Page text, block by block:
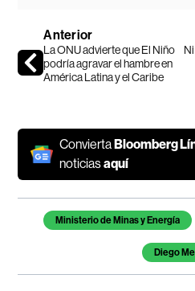
Anterior
La ONU advierte que El Niño
podría agravar el hambre en
América Latina y el Caribe
ConviertaBloomberg
noticiasaquí
Temas de este artículo
Ministerio de Minas y Energía
Diego